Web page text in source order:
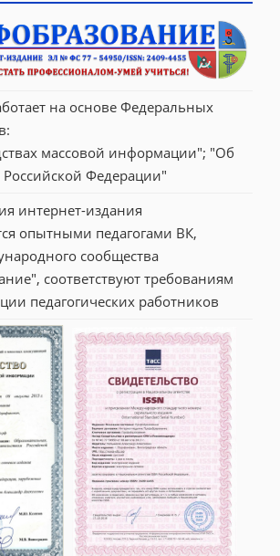
на основе Федеральных
массовой информации"; "Об
Федерации"
интернет-издания
опытными педагогами ВК,
сообщества
соответствуют требованиям
педагогических работников